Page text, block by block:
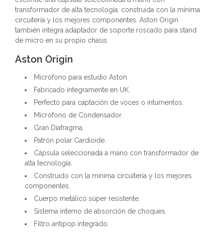
transformador de alta tecnología, construida con la mínima
circuitería y los mejores componentes. Aston Origin
también integra adaptador de soporte roscado para stand
de micro en su propio chasis.
Aston Origin
Micrófono para estudio Aston.
Fabricado íntegramente en UK.
Perfecto para captación de voces o intumentos.
Micrófono de Condensador.
Gran Diafragma.
Patrón polar Cardioide.
Cápsula seleccionada a mano con transformador de
alta tecnología.
Construido con la mínima circuitería y los mejores
componentes.
Cuerpo metálico súper resistente.
Sistema interno de absorción de choques.
Filtro antipop integrado.